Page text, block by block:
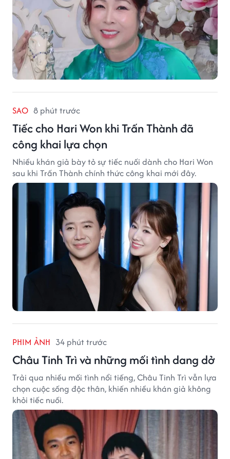
SAO 8 phút trước
Tiếc cho Hari Won khi Trấn Thành đã
công khai lựa chọn
Nhiều khán giả bày tỏ sự tiếc nuối dành cho Hari Won
sau khi Trấn Thành chính thức công khai mới đây.
PHIM ẢNH 34 phút trước
Châu Tinh Trì và những mối tình dang dở
Trải qua nhiều mối tình nổi tiếng, Châu Tinh Trì vẫn lựa
chọn cuộc sống độc thân, khiến nhiều khán giả không
khỏi tiếc nuối.